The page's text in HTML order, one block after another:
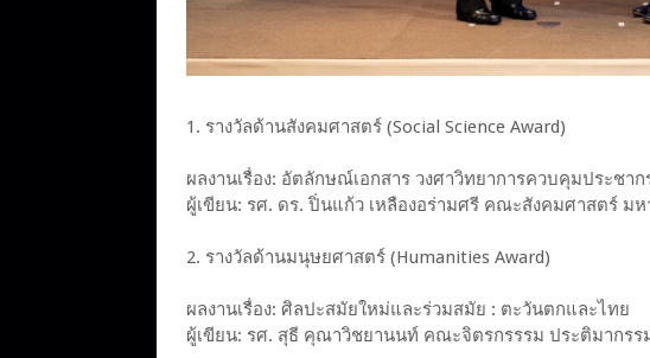
1. รางวัลด้านสังคมศาสตร์ (Social Science Award)
ผลงานเรื่อง: อัตลักษณ์เอกสาร วงศาวิทยาการควบคุมประชาก
ผู้เขียน: รศ. ดร. ปิ่นแก้ว เหลืองอร่ามศรี คณะสังคมศาสตร์ มห
2. รางวัลด้านมนุษยศาสตร์ (Humanities Award)
ผลงานเรื่อง: ศิลปะสมัยใหม่และร่วมสมัย : ตะวันตกและไทย
ผู้เขียน: รศ. สุธี คุณาวิชยานนท์ คณะจิตรกรรรม ประติมากร